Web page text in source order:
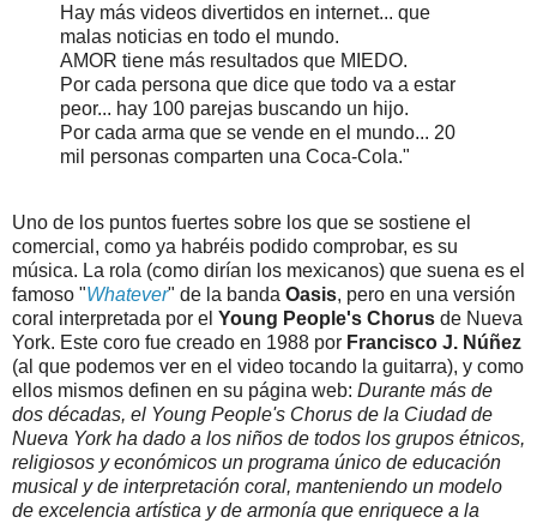
Hay más videos divertidos en internet... que
malas noticias en todo el mundo.
AMOR tiene más resultados que MIEDO.
Por cada persona que dice que todo va a estar
peor... hay 100 parejas buscando un hijo.
Por cada arma que se vende en el mundo... 20
mil personas comparten una Coca-Cola."
Uno de los puntos fuertes sobre los que se sostiene el
comercial, como ya habréis podido comprobar, es su
música. La rola (como dirían los mexicanos) que suena es el
famoso "Whatever" de la banda Oasis, pero en una versión
coral interpretada por el Young People's Chorus de Nueva
York. Este coro fue creado en 1988 por Francisco J. Núñez
(al que podemos ver en el video tocando la guitarra), y como
ellos mismos definen en su página web: Durante más de
dos décadas, el Young People's Chorus de la Ciudad de
Nueva York ha dado a los niños de todos los grupos étnicos,
religiosos y económicos un programa único de educación
musical y de interpretación coral, manteniendo un modelo
de excelencia artística y de armonía que enriquece a la